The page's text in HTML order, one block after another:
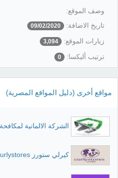
وصف الموقع:
تاريخ الاضافة:
09/02/2020
زيارات الموقع: 3,094
ترتيب أليكسا: 0
مواقع أخرى (دليل المواقع المصرية)
الشركة الالمانية
كيرلي ستورز curlystores